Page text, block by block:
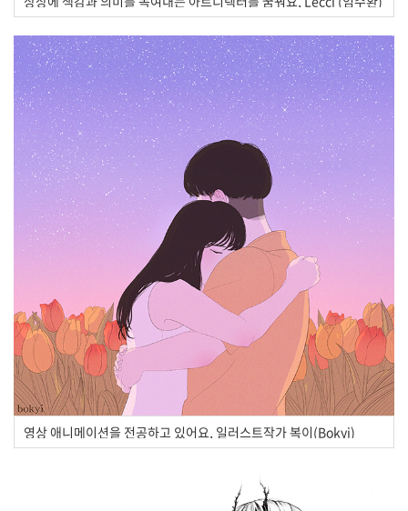
영상 애니메이션을 전공하고 있어요, 일러스트작가 복이(Bokyi)